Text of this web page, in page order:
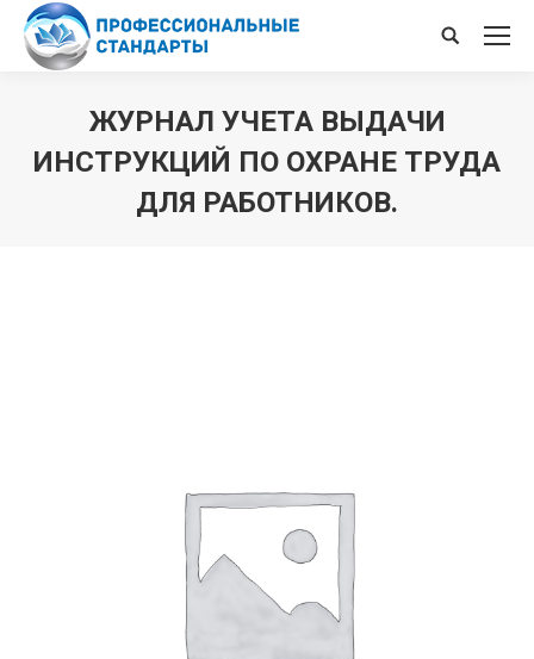
Поиск
ЖУРНАЛ УЧЕТА ВЫДАЧИ
ИНСТРУКЦИЙ ПО ОХРАНЕ ТРУДА
ДЛЯ РАБОТНИКОВ.